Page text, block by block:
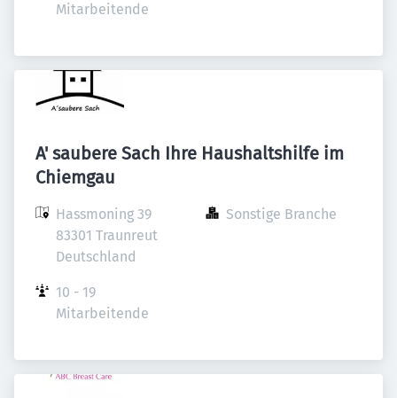
Mitarbeitende
A' saubere Sach Ihre Haushaltshilfe im
Chiemgau
Hassmoning 39
83301 Traunreut
Deutschland
Sonstige Branche
10 - 19
Mitarbeitende